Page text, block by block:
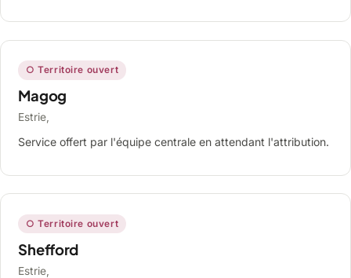
○ Territoire ouvert
Magog
Estrie,
Service offert par l'équipe centrale en attendant l'attribution.
○ Territoire ouvert
Shefford
Estrie,